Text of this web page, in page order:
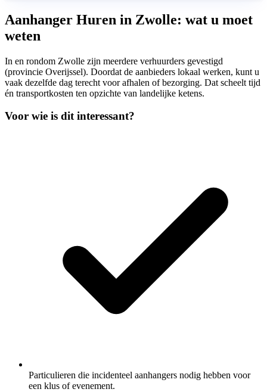
Aanhanger Huren in Zwolle: wat u moet
weten
In en rondom Zwolle zijn meerdere verhuurders gevestigd
(provincie Overijssel). Doordat de aanbieders lokaal werken, kunt u
vaak dezelfde dag terecht voor afhalen of bezorging. Dat scheelt tijd
én transportkosten ten opzichte van landelijke ketens.
Voor wie is dit interessant?
Particulieren die incidenteel aanhangers nodig hebben voor
een klus of evenement.